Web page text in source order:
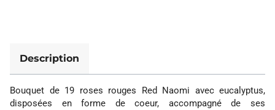
Description
Bouquet de 19 roses rouges Red Naomi avec eucalyptus,
disposées en forme de coeur, accompagné de ses